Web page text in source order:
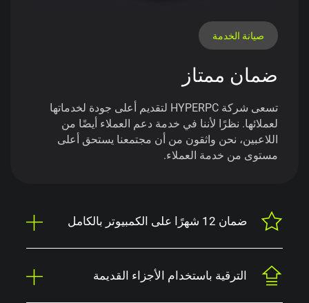
ضمان 12 شهرًا على الكمبيوتر بالكامل
الترقية باستخدام الأجزاء القديمة
صيانة الخدمة
ضمان ممتاز
تسعى شركة HYPERPC لتقديم أعلى جودة لخدماتها
لعملائها. نظرًا لأننا في خدمة دعم العملاء أيضًا من
اللاعبين، نحن واثقون من أن مجتمعنا يستحق أعلى
مستوى من خدمة العملاء.